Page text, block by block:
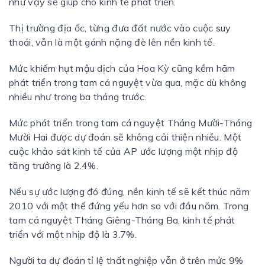
Thị trường địa ốc, từng đưa đất nước vào cuộc suy
thoái, vẫn là một gánh nặng đè lên nền kinh tế.
Mức khiếm hụt mậu dịch của Hoa Kỳ cũng kềm hãm
phát triển trong tam cá nguyệt vừa qua, mặc dù không
nhiều như trong ba tháng trước.
Mức phát triển trong tam cá nguyệt Tháng Mười-Tháng
Mười Hai được dự đoán sẽ không cải thiện nhiều. Một
cuộc khảo sát kinh tế của AP ước lượng một nhịp độ
tăng trưởng là 2.4%.
Nếu sự ước lượng đó đúng, nền kinh tế sẽ kết thúc năm
2010 với một thế đứng yếu hơn so với đầu năm. Trong
tam cá nguyệt Tháng Giêng-Tháng Ba, kinh tế phát
triển với một nhịp độ là 3.7%.
Người ta dự đoán tỉ lệ thất nghiệp vẫn ở trên mức 9%